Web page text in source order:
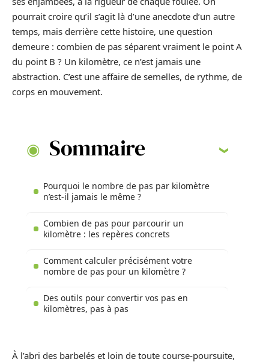
pourrait croire qu’il s’agit là d’une anecdote d’un autre
temps, mais derrière cette histoire, une question
demeure : combien de pas séparent vraiment le point A
du point B ? Un kilomètre, ce n’est jamais une
abstraction. C’est une affaire de semelles, de rythme, de
corps en mouvement.
Sommaire
Pourquoi le nombre de pas par kilomètre
n’est-il jamais le même ?
Combien de pas pour parcourir un
kilomètre : les repères concrets
Comment calculer précisément votre
nombre de pas pour un kilomètre ?
Des outils pour convertir vos pas en
kilomètres, pas à pas
À l’abri des barbelés et loin de toute course-poursuite,